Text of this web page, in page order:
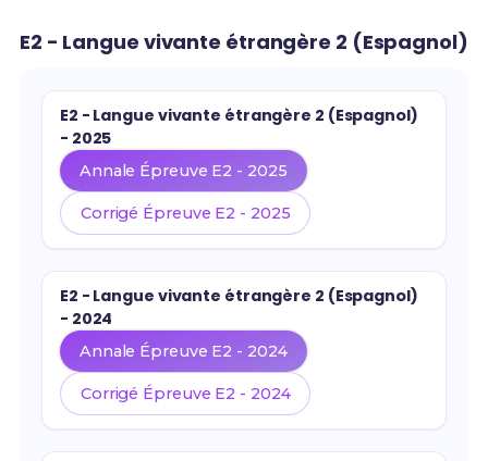
E2 - Langue vivante étrangère 2 (Espagnol)
E2 - Langue vivante étrangère 2 (Espagnol)
- 2025
Annale Épreuve E2 - 2025
Corrigé Épreuve E2 - 2025
E2 - Langue vivante étrangère 2 (Espagnol)
- 2024
Annale Épreuve E2 - 2024
Corrigé Épreuve E2 - 2024